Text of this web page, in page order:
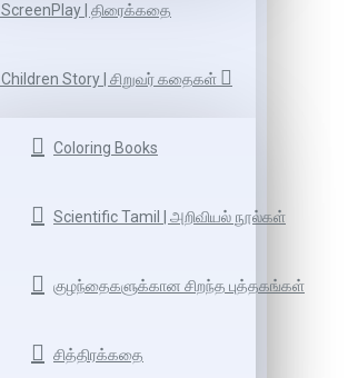
ScreenPlay | திரைக்கதை
Children Story | சிறுவர் கதைகள்
Coloring Books
Scientific Tamil | அறிவியல் நூல்கள்
குழந்தைகளுக்கான சிறந்த புத்தகங்கள்
சித்திரக்கதை